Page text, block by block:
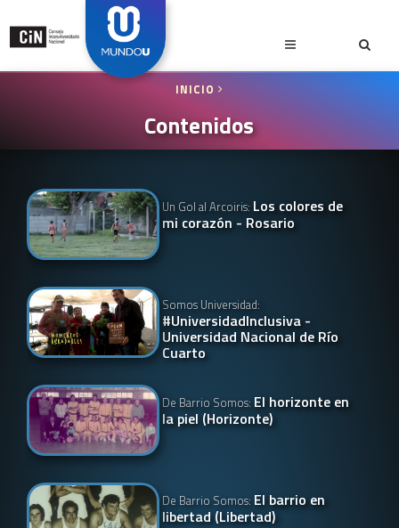
INICIO
Contenidos
Un Gol al Arcoiris: Los colores de
mi corazón - Rosario
Somos Universidad:
#UniversidadInclusiva -
Universidad Nacional de Río
Cuarto
De Barrio Somos: El horizonte en
la piel (Horizonte)
De Barrio Somos: El barrio en
libertad (Libertad)